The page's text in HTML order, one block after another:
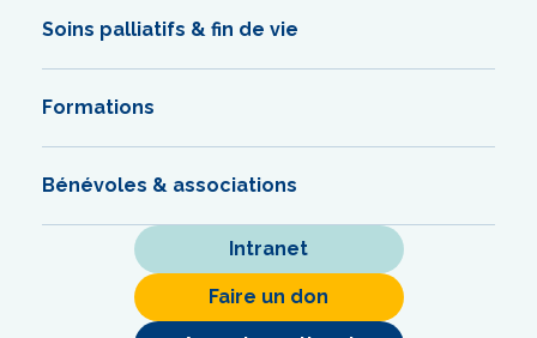
Soins palliatifs & fin de vie
Formations
Bénévoles & associations
Intranet
Faire un don